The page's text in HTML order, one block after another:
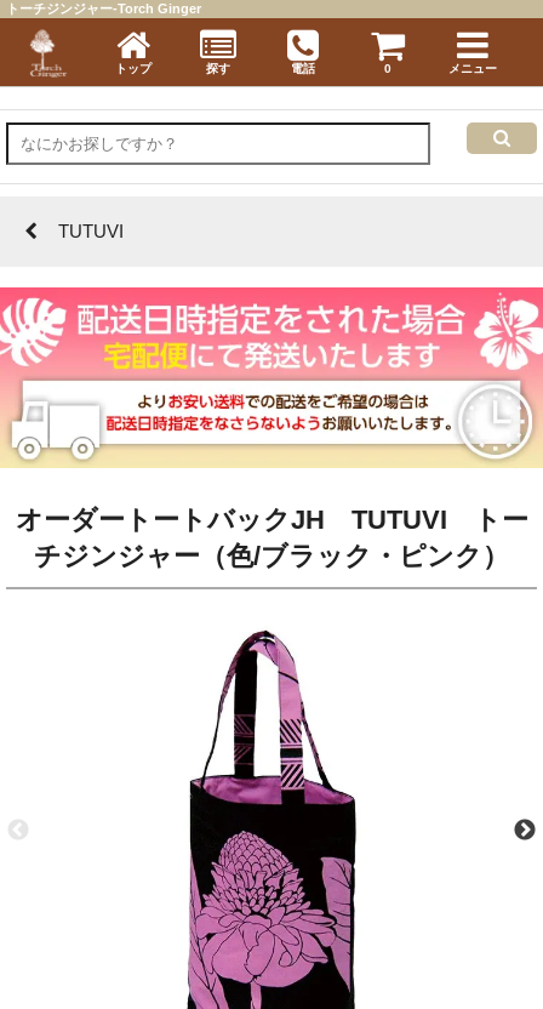
TUTUVI
オーダートートバックJH TUTUVI トー
チジンジャー（色/ブラック・ピンク）
トーチジンジャー-Torch Ginger
トップ 探す 電話 0 メニュー